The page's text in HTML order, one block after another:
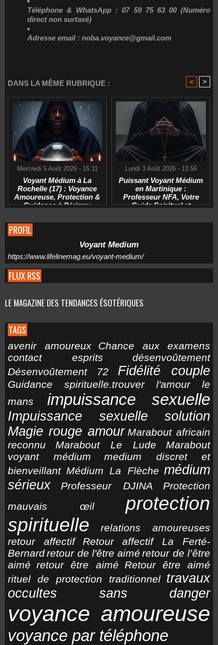
Téléphone & WhatsApp : 07 59 75 63 00(Numéro
direct non surtaxé)
Adresse email : noba.voyance@gmail.com
DANS LA MÊME RUBRIQUE : < >
Mercredi 5 Août 2026 - 15:11
Voyant Médium à La
Rochelle (17) : Voyance
Amoureuse, Protection &
Guidance à Périgny,
Lundi 3 Août 2026 - 13:56
Puissant Voyant Médium
en Martinique :
Professeur NFA, Votre
Guide Spirituel et
de France, Le Lamentin,
PROFIL
Voyant Medium
https://www.lifelinemag.eu/voyant-medium/
FLUX RSS
LE MAGAZINE DES TENDANCES ÉSOTÉRIQUES
TAGS
avenir amoureux
Chance aux examens
contact esprits
désenvoûtement
Désenvoûtement 72
Fidélité couple
Guidance spirituelle.trouver l'amour le
mans
impuissance sexuelle
Impuissance sexuelle solution
Magie rouge amour Marabout africain
reconnu
Marabout Le Lude
Marabout
voyant médium
medium discret et
bienveillant Médium La Flèche médium
sérieux
Professeur DJINA
Protection
mauvais œil
protection
spirituelle
relations amoureuses
retour affectif
Retour affectif La Ferté-
Bernardretour de l'être aimé retour de l’être
aimé retour être aimé
Retour être aimé
rituel de protection traditionnel travaux
occultes sans danger
voyance amoureuse
voyance par téléphone